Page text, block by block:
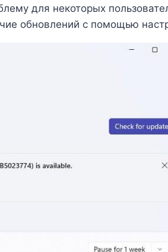
для некоторых
обновлений с помощью